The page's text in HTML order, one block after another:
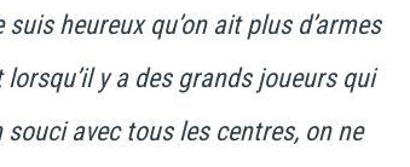
heureux qu’on ait plus d’armes
y a des grands joueurs qui
souci avec tous les centres, on ne